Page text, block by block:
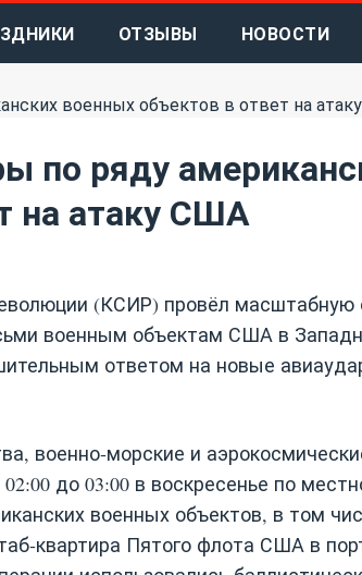
ОТЗЫВЫ НОВОСТИ
по ряду
на атаку США
(КСИР) провёл
военным объектам США в
ответом на новые
военно‑морские и
до 03:00 в воскресенье по
военных объектов, в том
Пятого флота США в